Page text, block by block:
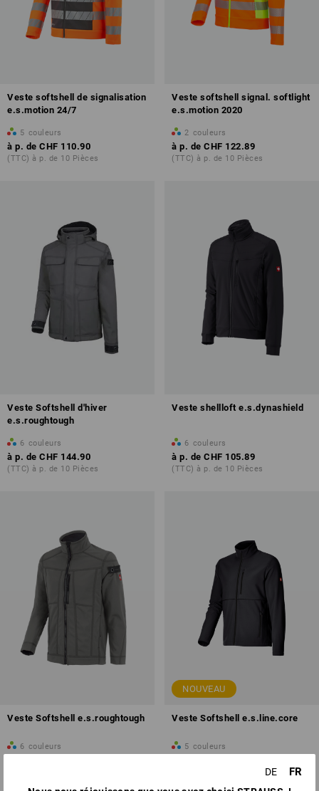
Veste softshell de signalisation
e.s.motion 24/7
5 couleurs
à p. de CHF 110.90
(TTC) à p. de 10 Pièces
Veste softshell signal. softlight
e.s.motion 2020
2 couleurs
à p. de CHF 122.89
(TTC) à p. de 10 Pièces
Veste Softshell d'hiver
e.s.roughtough
6 couleurs
à p. de CHF 144.90
(TTC) à p. de 10 Pièces
Veste shellloft e.s.dynashield
6 couleurs
à p. de CHF 105.89
(TTC) à p. de 10 Pièces
Veste Softshell e.s.roughtough
6 couleurs
NOUVEAU
Veste Softshell e.s.line.core
5 couleurs
DE FR